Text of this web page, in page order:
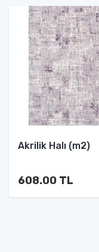
Akrilik Halı (m2)
608.00 TL